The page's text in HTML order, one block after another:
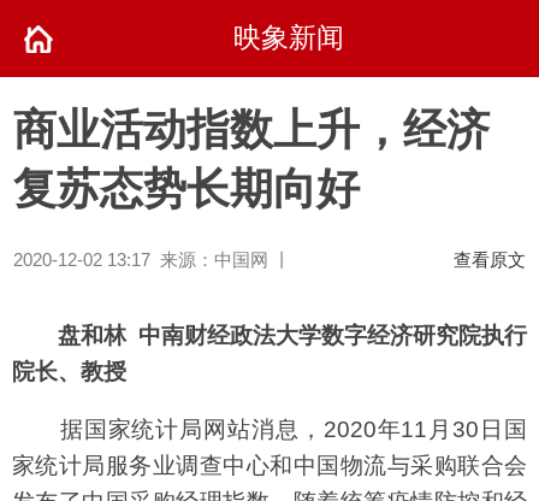
映象新闻
商业活动指数上升，经济
复苏态势长期向好
2020-12-02 13:17 来源：中国网 丨 查看原文
盘和林 中南财经政法大学数字经济研究院执行
院长、教授
据国家统计局网站消息，2020年11月30日国
家统计局服务业调查中心和中国物流与采购联合会